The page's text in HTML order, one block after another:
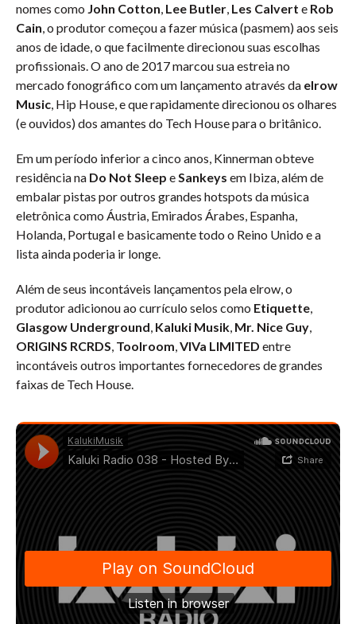
nomes como John Cotton, Lee Butler, Les Calvert e Rob
Cain, o produtor começou a fazer música (pasmem) aos seis
anos de idade, o que facilmente direcionou suas escolhas
profissionais. O ano de 2017 marcou sua estreia no
mercado fonográfico com um lançamento através da elrow
Music, Hip House, e que rapidamente direcionou os olhares
(e ouvidos) dos amantes do Tech House para o britânico.
Em um período inferior a cinco anos, Kinnerman obteve
residência na Do Not Sleep eSankeys em Ibiza, além de
embalar pistas por outros grandes hotspots da música
eletrônica como Áustria, Emirados Árabes, Espanha,
Holanda, Portugal e basicamente todo o Reino Unido e a
lista ainda poderia ir longe.
Além de seus incontáveis lançamentos pela elrow, o
produtor adicionou ao currículo selos como Etiquette,
Glasgow Underground, Kaluki Musik, Mr. Nice Guy,
ORIGINS RCRDS, Toolroom,VIVa LIMITED entre
incontáveis outros importantes fornecedores de grandes
faixas de Tech House.